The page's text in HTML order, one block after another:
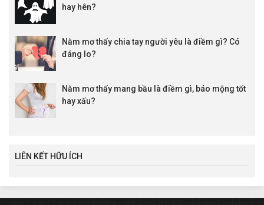
hay hên?
Nằm mơ thấy chia tay người yêu là điềm gì? Có
đáng lo?
Nằm mơ thấy mang bầu là điềm gì, báo mộng tốt
hay xấu?
LIÊN KẾT HỮU ÍCH